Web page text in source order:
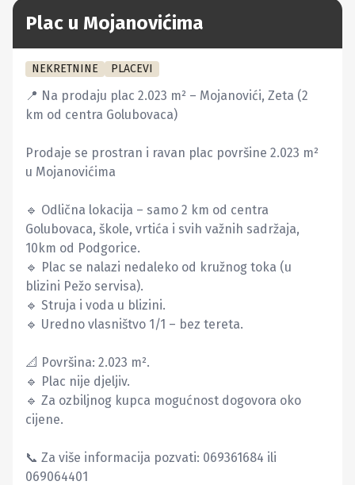
Plac u Mojanovićima
NEKRETNINE PLACEVI
📍 Na prodaju plac 2.023 m² – Mojanovići, Zeta (2
km od centra Golubovaca)
Prodaje se prostran i ravan plac površine 2.023 m²
u Mojanovićima
🔹 Odlična lokacija – samo 2 km od centra
Golubovaca, škole, vrtića i svih važnih sadržaja,
10km od Podgorice.
🔹 Plac se nalazi nedaleko od kružnog toka (u
blizini Pežo servisa).
🔹 Struja i voda u blizini.
🔹 Uredno vlasništvo 1/1 – bez tereta.
📐 Površina: 2.023 m².
🔹 Plac nije djeljiv.
🔹 Za ozbiljnog kupca mogućnost dogovora oko
cijene.
📞 Za više informacija pozvati: 069361684 ili
069064401